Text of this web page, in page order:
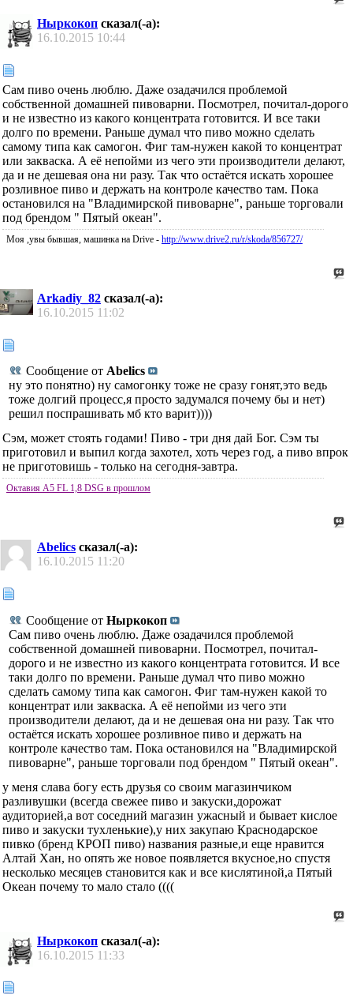
Ныркокоп сказал(-а):
16.10.2015 10:44
Сам пиво очень люблю. Даже озадачился проблемой
собственной домашней пивоварни. Посмотрел, почитал-дорого
и не известно из какого концентрата готовится. И все таки
долго по времени. Раньше думал что пиво можно сделать
самому типа как самогон. Фиг там-нужен какой то концентрат
или закваска. А её непойми из чего эти производители делают,
да и не дешевая она ни разу. Так что остаётся искать хорошее
розливное пиво и держать на контроле качество там. Пока
остановился на "Владимирской пивоварне", раньше торговали
под брендом " Пятый океан".
Моя ,увы бывшая, машинка на Drive - http://www.drive2.ru/r/skoda/856727/
Arkadiy_82 сказал(-а):
16.10.2015 11:02
Сообщение от Abelics
ну это понятно) ну самогонку тоже не сразу гонят,это ведь
тоже долгий процесс,я просто задумался почему бы и нет)
решил поспрашивать мб кто варит))))
Сэм, может стоять годами! Пиво - три дня дай Бог. Сэм ты
приготовил и выпил когда захотел, хоть через год, а пиво впрок
не приготовишь - только на сегодня-завтра.
Октавия А5 FL 1,8 DSG в прошлом
Abelics сказал(-а):
16.10.2015 11:20
Сообщение от Ныркокоп
Сам пиво очень люблю. Даже озадачился проблемой
собственной домашней пивоварни. Посмотрел, почитал-
дорого и не известно из какого концентрата готовится. И все
таки долго по времени. Раньше думал что пиво можно
сделать самому типа как самогон. Фиг там-нужен какой то
концентрат или закваска. А её непойми из чего эти
производители делают, да и не дешевая она ни разу. Так что
остаётся искать хорошее розливное пиво и держать на
контроле качество там. Пока остановился на "Владимирской
пивоварне", раньше торговали под брендом " Пятый океан".
у меня слава богу есть друзья со своим магазинчиком
разливушки (всегда свежее пиво и закуски,дорожат
аудиторией,а вот соседний магазин ужасный и бывает кислое
пиво и закуски тухленькие),у них закупаю Краснодарское
пивко (бренд КРОП пиво) названия разные,и еще нравится
Алтай Хан, но опять же новое появляется вкусное,но спустя
несколько месяцев становится как и все кислятиной,а Пятый
Океан почему то мало стало ((((
Ныркокоп сказал(-а):
16.10.2015 11:33